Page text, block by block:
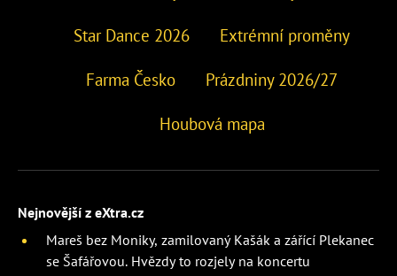
Star Dance 2026 Extrémní proměny
Farma Česko Prázdniny 2026/27
Houbová mapa
Nejnovější z eXtra.cz
Mareš bez Moniky, zamilovaný Kašák a zářící Plekanec
se Šafářovou. Hvězdy to rozjely na koncertu